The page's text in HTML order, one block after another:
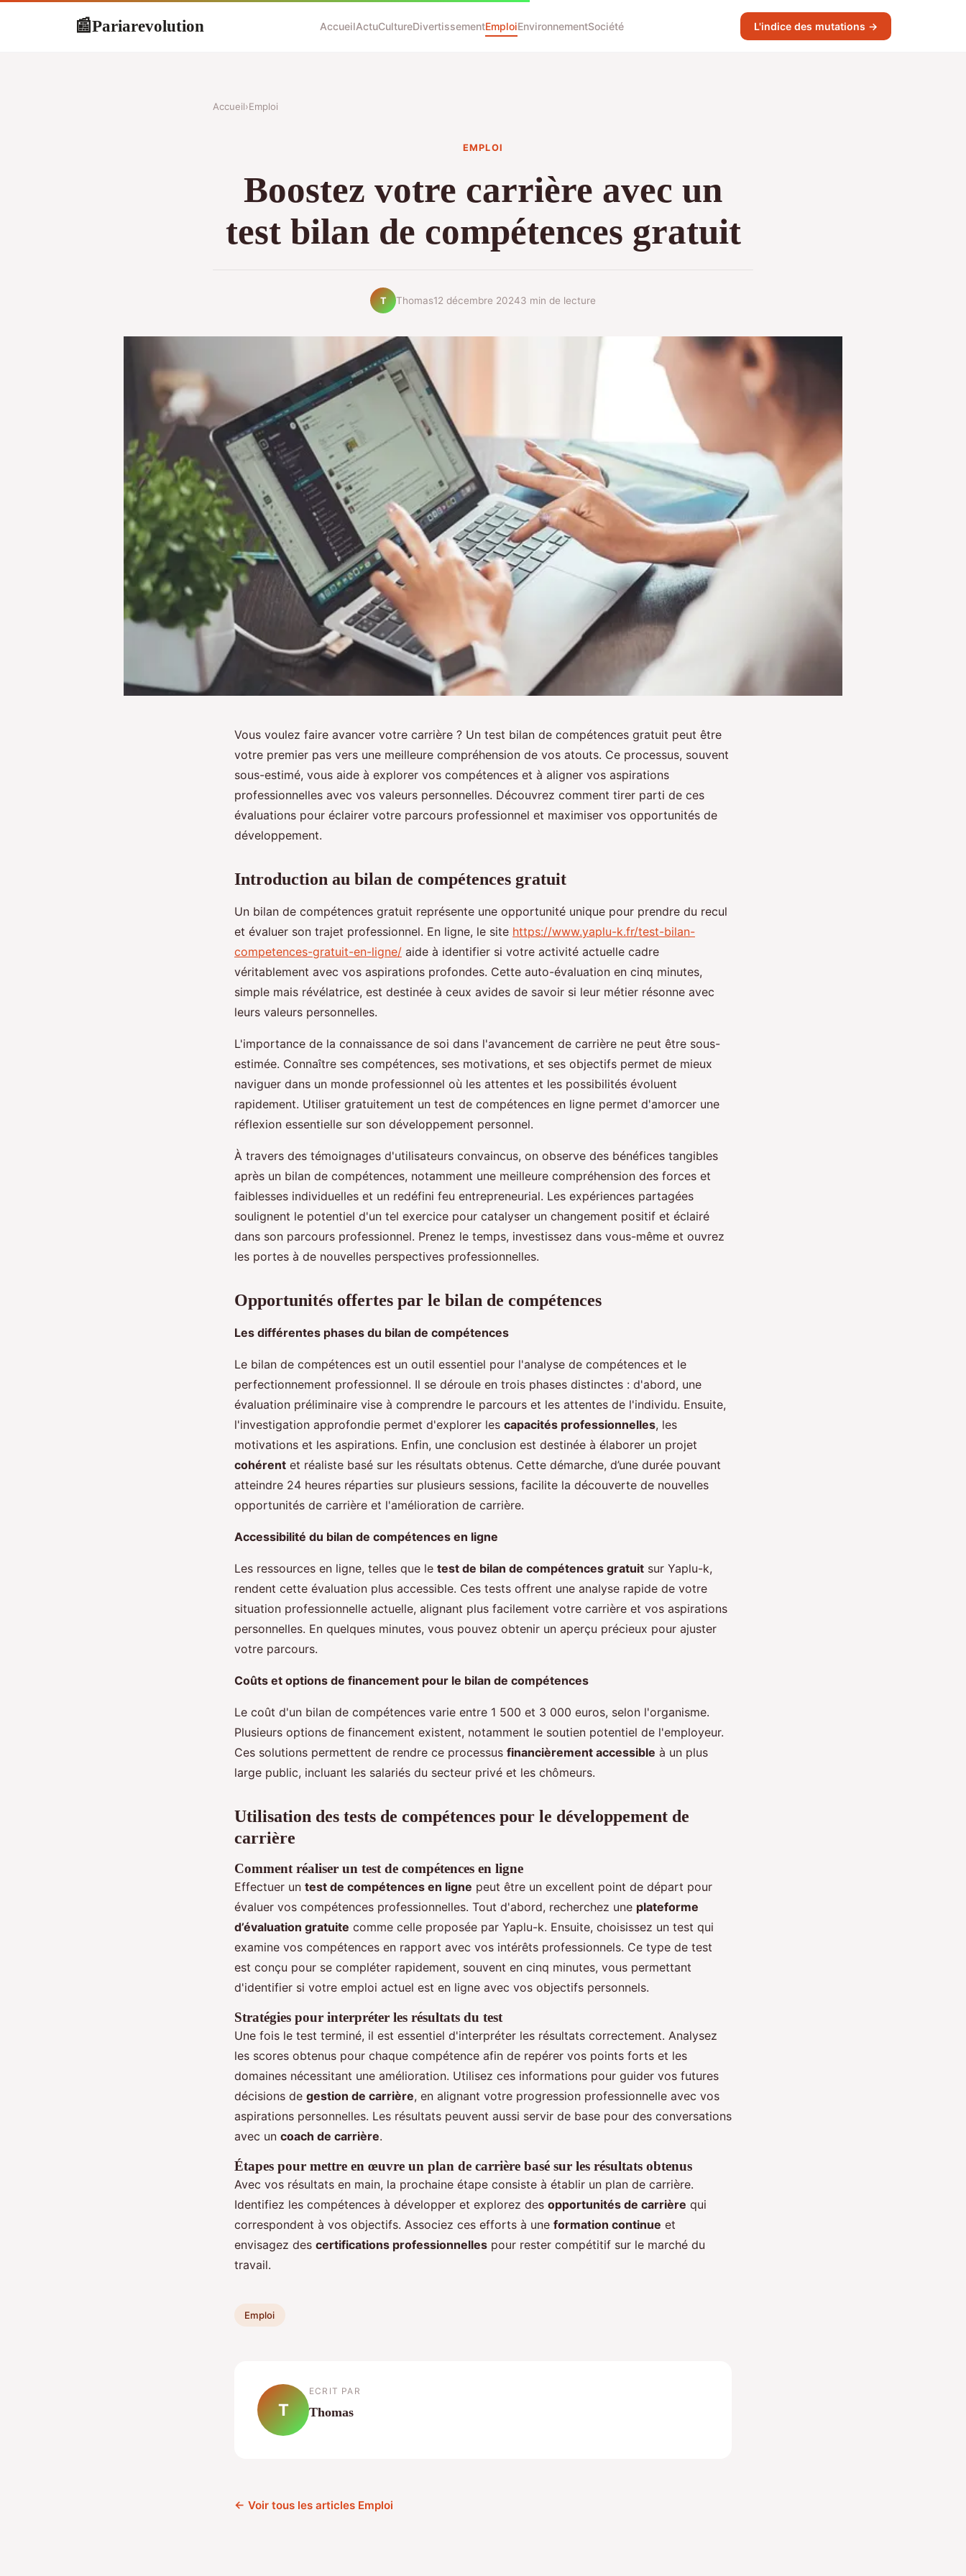
📰Pariarevolution AccueilActuCultureDivertissementEmploiEnvironnementSociété L'indice des mutations →
Accueil›Emploi
EMPLOI
Boostez votre carrière avec un
test bilan de compétences gratuit
T Thomas12 décembre 20243 min de lecture
Vous voulez faire avancer votre carrière ? Un test bilan de compétences gratuit peut être
votre premier pas vers une meilleure compréhension de vos atouts. Ce processus, souvent
sous-estimé, vous aide à explorer vos compétences et à aligner vos aspirations
professionnelles avec vos valeurs personnelles. Découvrez comment tirer parti de ces
évaluations pour éclairer votre parcours professionnel et maximiser vos opportunités de
développement.
Introduction au bilan de compétences gratuit
Un bilan de compétences gratuit représente une opportunité unique pour prendre du recul
et évaluer son trajet professionnel. En ligne, le site https://www.yaplu-k.fr/test-bilan-
competences-gratuit-en-ligne/ aide à identifier si votre activité actuelle cadre
véritablement avec vos aspirations profondes. Cette auto-évaluation en cinq minutes,
simple mais révélatrice, est destinée à ceux avides de savoir si leur métier résonne avec
leurs valeurs personnelles.
L'importance de la connaissance de soi dans l'avancement de carrière ne peut être sous-
estimée. Connaître ses compétences, ses motivations, et ses objectifs permet de mieux
naviguer dans un monde professionnel où les attentes et les possibilités évoluent
rapidement. Utiliser gratuitement un test de compétences en ligne permet d'amorcer une
réflexion essentielle sur son développement personnel.
À travers des témoignages d'utilisateurs convaincus, on observe des bénéfices tangibles
après un bilan de compétences, notamment une meilleure compréhension des forces et
faiblesses individuelles et un redéfini feu entrepreneurial. Les expériences partagées
soulignent le potentiel d'un tel exercice pour catalyser un changement positif et éclairé
dans son parcours professionnel. Prenez le temps, investissez dans vous-même et ouvrez
les portes à de nouvelles perspectives professionnelles.
Opportunités offertes par le bilan de compétences
Les différentes phases du bilan de compétences
Le bilan de compétences est un outil essentiel pour l'analyse de compétences et le
perfectionnement professionnel. Il se déroule en trois phases distinctes : d'abord, une
évaluation préliminaire vise à comprendre le parcours et les attentes de l'individu. Ensuite,
l'investigation approfondie permet d'explorer les capacités professionnelles, les
motivations et les aspirations. Enfin, une conclusion est destinée à élaborer un projet
cohérent et réaliste basé sur les résultats obtenus. Cette démarche, d’une durée pouvant
atteindre 24 heures réparties sur plusieurs sessions, facilite la découverte de nouvelles
opportunités de carrière et l'amélioration de carrière.
Accessibilité du bilan de compétences en ligne
Les ressources en ligne, telles que le test de bilan de compétences gratuit sur Yaplu-k,
rendent cette évaluation plus accessible. Ces tests offrent une analyse rapide de votre
situation professionnelle actuelle, alignant plus facilement votre carrière et vos aspirations
personnelles. En quelques minutes, vous pouvez obtenir un aperçu précieux pour ajuster
votre parcours.
Coûts et options de financement pour le bilan de compétences
Le coût d'un bilan de compétences varie entre 1 500 et 3 000 euros, selon l'organisme.
Plusieurs options de financement existent, notamment le soutien potentiel de l'employeur.
Ces solutions permettent de rendre ce processus financièrement accessible à un plus
large public, incluant les salariés du secteur privé et les chômeurs.
Utilisation des tests de compétences pour le développement de
carrière
Comment réaliser un test de compétences en ligne
Effectuer un test de compétences en ligne peut être un excellent point de départ pour
évaluer vos compétences professionnelles. Tout d'abord, recherchez une plateforme
d’évaluation gratuite comme celle proposée par Yaplu-k. Ensuite, choisissez un test qui
examine vos compétences en rapport avec vos intérêts professionnels. Ce type de test
est conçu pour se compléter rapidement, souvent en cinq minutes, vous permettant
d'identifier si votre emploi actuel est en ligne avec vos objectifs personnels.
Stratégies pour interpréter les résultats du test
Une fois le test terminé, il est essentiel d'interpréter les résultats correctement. Analysez
les scores obtenus pour chaque compétence afin de repérer vos points forts et les
domaines nécessitant une amélioration. Utilisez ces informations pour guider vos futures
décisions de gestion de carrière, en alignant votre progression professionnelle avec vos
aspirations personnelles. Les résultats peuvent aussi servir de base pour des conversations
avec un coach de carrière.
Étapes pour mettre en œuvre un plan de carrière basé sur les résultats obtenus
Avec vos résultats en main, la prochaine étape consiste à établir un plan de carrière.
Identifiez les compétences à développer et explorez des opportunités de carrière qui
correspondent à vos objectifs. Associez ces efforts à une formation continue et
envisagez des certifications professionnelles pour rester compétitif sur le marché du
travail.
Emploi
T
ECRIT PAR
Thomas
← Voir tous les articles Emploi